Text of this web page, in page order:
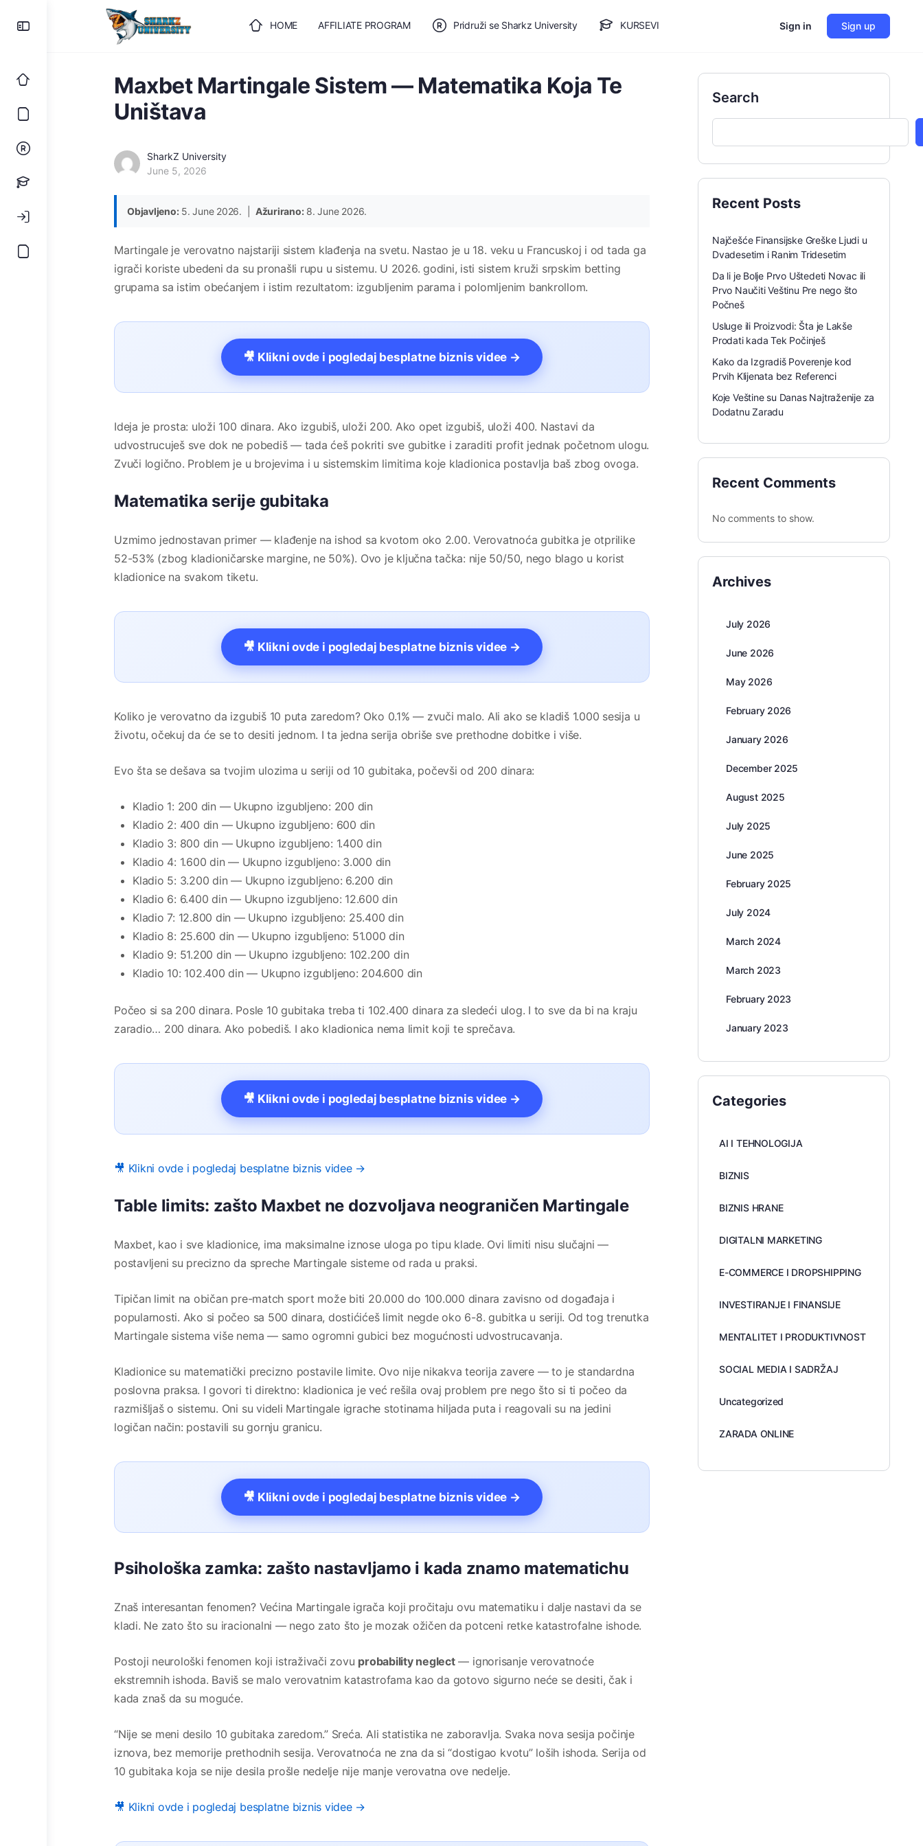
HOME AFFILIATE PROGRAM Pridruži se Sharkz University KURSEVI
ULOGUJTE SE 🎯 BESPLATAN PLAN
Sign in Sign up
Maxbet Martingale Sistem — Matematika Koja Te
Uništava
SharkZ University
June 5, 2026
Objavljeno:5. June 2026. | Ažurirano:8. June 2026.
Martingale je verovatno najstariji sistem klađenja na svetu. Nastao je u 18. veku u Francuskoj i od tada ga
igrači koriste ubedeni da su pronašli rupu u sistemu. U 2026. godini, isti sistem kruži srpskim betting
grupama sa istim obećanjem i istim rezultatom: izgubljenim parama i polomljenim bankrollom.
🎥 Klikni ovde i pogledaj besplatne biznis videe →
Ideja je prosta: uloži 100 dinara. Ako izgubiš, uloži 200. Ako opet izgubiš, uloži 400. Nastavi da
udvostrucuješ sve dok ne pobediš — tada ćeš pokriti sve gubitke i zaraditi profit jednak početnom ulogu.
Zvuči logično. Problem je u brojevima i u sistemskim limitima koje kladionica postavlja baš zbog ovoga.
Matematika serije gubitaka
Uzmimo jednostavan primer — klađenje na ishod sa kvotom oko 2.00. Verovatnoća gubitka je otprilike
52-53% (zbog kladioničarske margine, ne 50%). Ovo je ključna tačka: nije 50/50, nego blago u korist
kladionice na svakom tiketu.
🎥 Klikni ovde i pogledaj besplatne biznis videe →
Koliko je verovatno da izgubiš 10 puta zaredom? Oko 0.1% — zvuči malo. Ali ako se kladiš 1.000 sesija u
životu, očekuj da će se to desiti jednom. I ta jedna serija obriše sve prethodne dobitke i više.
Evo šta se dešava sa tvojim ulozima u seriji od 10 gubitaka, počevši od 200 dinara:
Kladio 1: 200 din — Ukupno izgubljeno: 200 din
Kladio 2: 400 din — Ukupno izgubljeno: 600 din
Kladio 3: 800 din — Ukupno izgubljeno: 1.400 din
Kladio 4: 1.600 din — Ukupno izgubljeno: 3.000 din
Kladio 5: 3.200 din — Ukupno izgubljeno: 6.200 din
Kladio 6: 6.400 din — Ukupno izgubljeno: 12.600 din
Kladio 7: 12.800 din — Ukupno izgubljeno: 25.400 din
Kladio 8: 25.600 din — Ukupno izgubljeno: 51.000 din
Kladio 9: 51.200 din — Ukupno izgubljeno: 102.200 din
Kladio 10: 102.400 din — Ukupno izgubljeno: 204.600 din
Počeo si sa 200 dinara. Posle 10 gubitaka treba ti 102.400 dinara za sledeći ulog. I to sve da bi na kraju
zaradio… 200 dinara. Ako pobediš. I ako kladionica nema limit koji te sprečava.
🎥 Klikni ovde i pogledaj besplatne biznis videe →
🎥 Klikni ovde i pogledaj besplatne biznis videe →
Table limits: zašto Maxbet ne dozvoljava neograničen Martingale
Maxbet, kao i sve kladionice, ima maksimalne iznose uloga po tipu klade. Ovi limiti nisu slučajni —
postavljeni su precizno da spreche Martingale sisteme od rada u praksi.
Tipičan limit na običan pre-match sport može biti 20.000 do 100.000 dinara zavisno od događaja i
popularnosti. Ako si počeo sa 500 dinara, dostićićeš limit negde oko 6-8. gubitka u seriji. Od tog trenutka
Martingale sistema više nema — samo ogromni gubici bez mogućnosti udvostrucavanja.
Kladionice su matematički precizno postavile limite. Ovo nije nikakva teorija zavere — to je standardna
poslovna praksa. I govori ti direktno: kladionica je već rešila ovaj problem pre nego što si ti počeo da
razmišljaš o sistemu. Oni su videli Martingale igrache stotinama hiljada puta i reagovali su na jedini
logičan način: postavili su gornju granicu.
🎥 Klikni ovde i pogledaj besplatne biznis videe →
Psihološka zamka: zašto nastavljamo i kada znamo matematichu
Znaš interesantan fenomen? Većina Martingale igrača koji pročitaju ovu matematiku i dalje nastavi da se
kladi. Ne zato što su iracionalni — nego zato što je mozak ožičen da potceni retke katastrofalne ishode.
Postoji neurološki fenomen koji istraživači zovu probability neglect— ignorisanje verovatnoće
ekstremnih ishoda. Baviš se malo verovatnim katastrofama kao da gotovo sigurno neće se desiti, čak i
kada znaš da su moguće.
“Nije se meni desilo 10 gubitaka zaredom.” Sreća. Ali statistika ne zaboravlja. Svaka nova sesija počinje
iznova, bez memorije prethodnih sesija. Verovatnoća ne zna da si “dostigao kvotu” loših ishoda. Serija od
10 gubitaka koja se nije desila prošle nedelje nije manje verovatna ove nedelje.
🎥 Klikni ovde i pogledaj besplatne biznis videe →
Search
Recent Posts
Najčešće Finansijske Greške Ljudi u
Dvadesetim i Ranim Tridesetim
Da li je Bolje Prvo Uštedeti Novac ili
Prvo Naučiti Veštinu Pre nego što
Počneš
Usluge ili Proizvodi: Šta je Lakše
Prodati kada Tek Počinješ
Kako da Izgradiš Poverenje kod
Prvih Klijenata bez Referenci
Koje Veštine su Danas Najtraženije za
Dodatnu Zaradu
Recent Comments
No comments to show.
Archives
July 2026
June 2026
May 2026
February 2026
January 2026
December 2025
August 2025
July 2025
June 2025
February 2025
July 2024
March 2024
March 2023
February 2023
January 2023
Categories
AI I TEHNOLOGIJA
BIZNIS
BIZNIS HRANE
DIGITALNI MARKETING
E-COMMERCE I DROPSHIPPING
INVESTIRANJE I FINANSIJE
MENTALITET I PRODUKTIVNOST
SOCIAL MEDIA I SADRŽAJ
Uncategorized
ZARADA ONLINE